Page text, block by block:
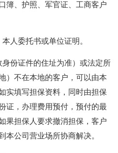
簿、护照、军官证、工商客户
人委托书或单位证明。
份证件的住址为准）或法定所
）不在本地的客户，可以由本
实填写担保资料，同时由担保
证，办理费用预付，预付的最
果担保人要求撤消担保，客户
本公司营业场所协商解决。